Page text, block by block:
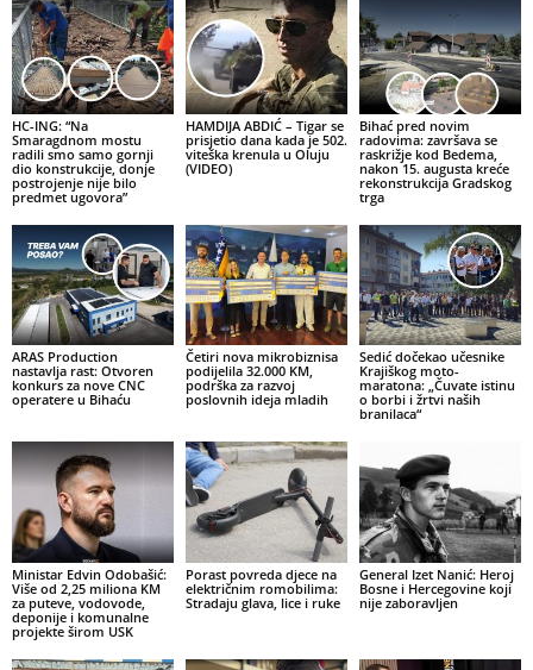
HC-ING: “Na
Smaragdnom mostu
radili smo samo gornji
dio konstrukcije, donje
postrojenje nije bilo
predmet ugovora”
HAMDIJA ABDIĆ – Tigar se
prisjetio dana kada je 502.
viteška krenula u Oluju
(VIDEO)
Bihać pred novim
radovima: završava se
raskrižje kod Bedema,
nakon 15. augusta kreće
rekonstrukcija Gradskog
trga
ARAS Production
nastavlja rast: Otvoren
konkurs za nove CNC
operatere u Bihaću
Četiri nova mikrobiznisa
podijelila 32.000 KM,
podrška za razvoj
poslovnih ideja mladih
Sedić dočekao učesnike
Krajiškog moto-
maratona: „Čuvate istinu
o borbi i žrtvi naših
branilaca“
Ministar Edvin Odobašić:
Više od 2,25 miliona KM
za puteve, vodovode,
deponije i komunalne
projekte širom USK
Porast povreda djece na
električnim romobilima:
Stradaju glava, lice i ruke
General Izet Nanić: Heroj
Bosne i Hercegovine koji
nije zaboravljen